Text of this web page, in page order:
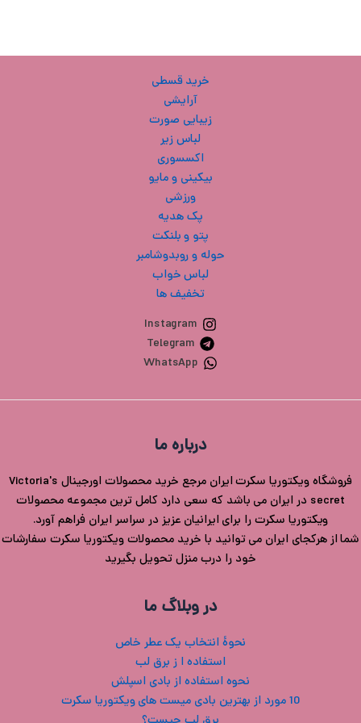
خرید قسطی
آرایشی
زیبایی صورت
لباس زیر
اکسسوری
بیکینی و مایو
ورزشی
پک هدیه
پتو و بلنکت
حوله و روبدوشامبر
لباس خواب
تخفیف ها
Instagram
Telegram
WhatsApp
درباره ما
فروشگاه ویکتوریا سکرت ایران مرجع خرید محصولات اورجینال Victoria's
secret در ایران می باشد که سعی دارد کامل ترین مجموعه محصولات
ویکتوریا سکرت را برای ایرانیان عزیز در سراسر ایران فراهم آورد.
شما از هرکجای ایران می توانید با خرید محصولات ویکتوریا سکرت سفارشات
خود را درب منزل تحویل بگیرید
در وبلاگ ما
نحوۀ انتخاب یک عطر خاص
استفاده ا ز برق لب
نحوه استفاده از بادی اسپلش
10 مورد از بهترین بادی میست های ویکتوریا سکرت